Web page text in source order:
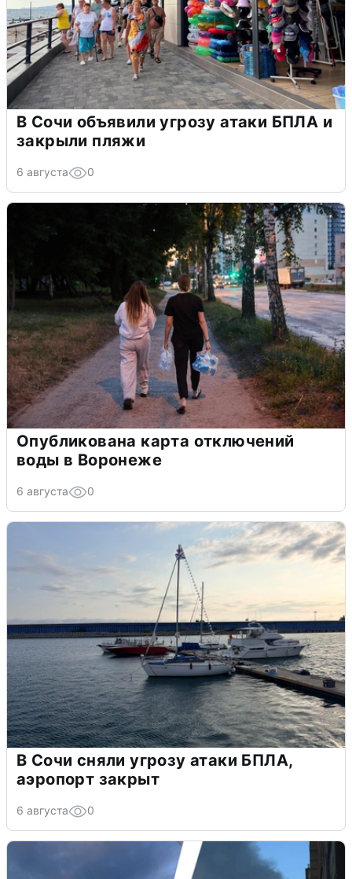
В Сочи объявили угрозу атаки БПЛА и
закрыли пляжи
6 августа 0
Опубликована карта отключений
воды в Воронеже
6 августа 0
В Сочи сняли угрозу атаки БПЛА,
аэропорт закрыт
6 августа 0